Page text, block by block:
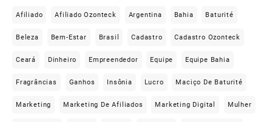
Afiliado Afiliado Ozonteck Argentina Bahia Baturité
Beleza Bem-Estar Brasil Cadastro Cadastro Ozonteck
Ceará Dinheiro Empreendedor Equipe Equipe Bahia
Fragrâncias Ganhos Insônia Lucro Maciço De Baturité
Marketing Marketing De Afiliados Marketing Digital Mulher